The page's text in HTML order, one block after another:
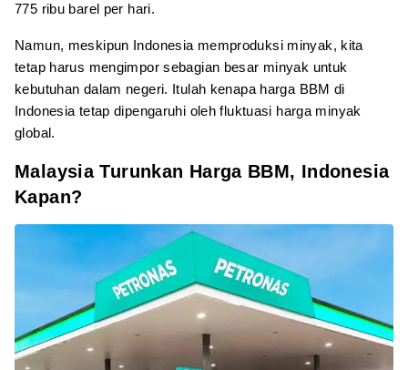
775 ribu barel per hari.
Namun, meskipun Indonesia memproduksi minyak, kita
tetap harus mengimpor sebagian besar minyak untuk
kebutuhan dalam negeri. Itulah kenapa harga BBM di
Indonesia tetap dipengaruhi oleh fluktuasi harga minyak
global.
Malaysia Turunkan Harga BBM, Indonesia
Kapan?